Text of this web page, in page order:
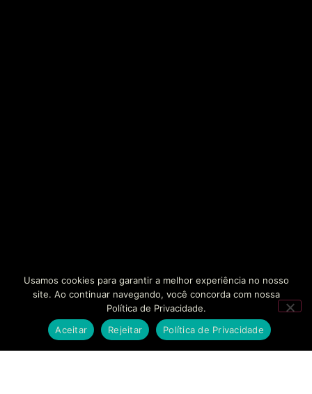
Usamos cookies para garantir a melhor experiência no nosso
site. Ao continuar navegando, você concorda com nossa
Política de Privacidade.
Aceitar
Rejeitar Política de Privacidade